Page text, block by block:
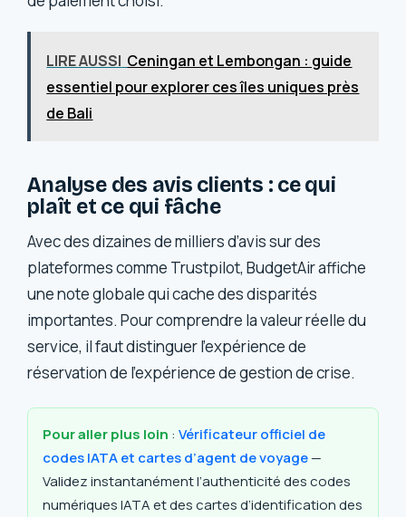
LIRE AUSSI Ceningan et Lembongan : guide
essentiel pour explorer ces îles uniques près
de Bali
Analyse des avis clients : ce qui
plaît et ce qui fâche
Avec des dizaines de milliers d’avis sur des
plateformes comme Trustpilot, BudgetAir affiche
une note globale qui cache des disparités
importantes. Pour comprendre la valeur réelle du
service, il faut distinguer l’expérience de
réservation de l’expérience de gestion de crise.
Pour aller plus loin :Vérificateur officiel de
codes IATA et cartes d’agent de voyage—
Validez instantanément l’authenticité des codes
numériques IATA et des cartes d’identification des